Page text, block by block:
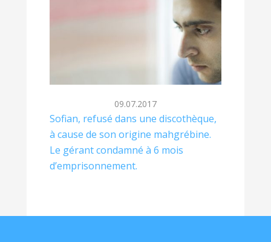
09.07.2017
Sofian, refusé dans une discothèque,
à cause de son origine mahgrébine.
Le gérant condamné à 6 mois
d’emprisonnement.